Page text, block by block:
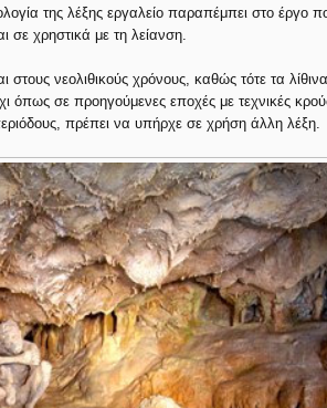
της λέξης εργαλείο παραπέμπει στο έργο
σε χρηστικά με τη λείανση.
στους νεολιθικούς χρόνους, καθώς τότε τα
όπως σε προηγούμενες εποχές με τεχνικές
πρέπει να υπήρχε σε χρήση άλλη λέξη.